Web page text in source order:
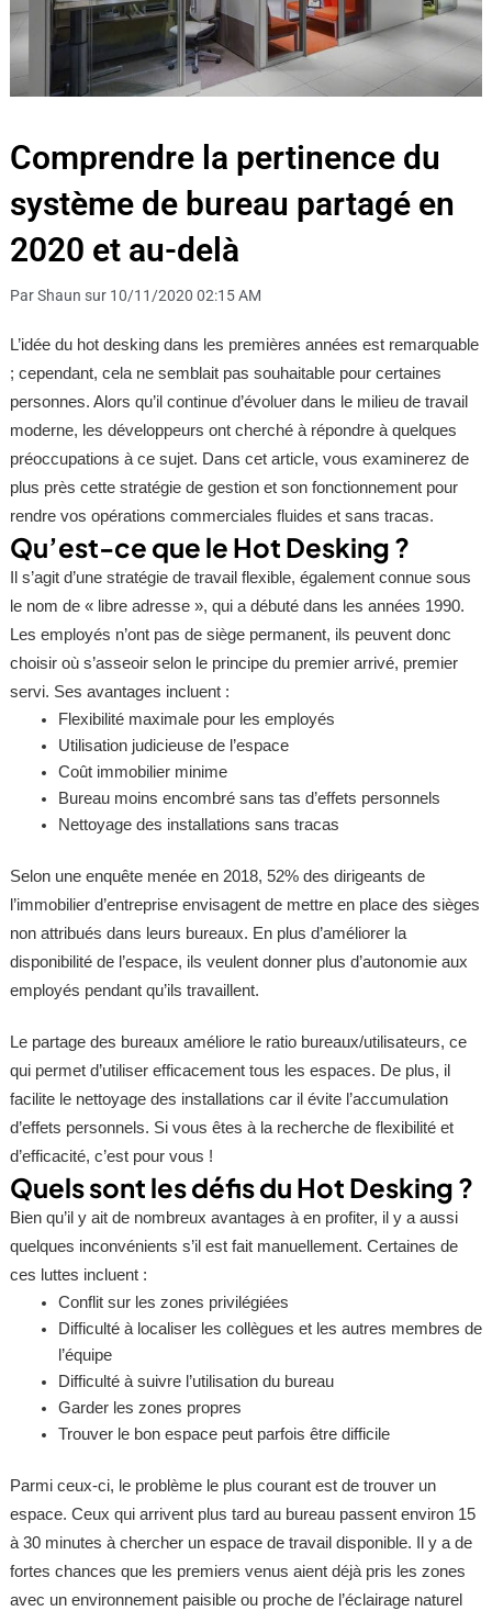
Comprendre la pertinence du
système de bureau partagé en
2020 et au-delà
Par Shaun sur 10/11/2020 02:15 AM
L’idée du hot desking dans les premières années est remarquable
; cependant, cela ne semblait pas souhaitable pour certaines
personnes. Alors qu’il continue d’évoluer dans le milieu de travail
moderne, les développeurs ont cherché à répondre à quelques
préoccupations à ce sujet. Dans cet article, vous examinerez de
plus près cette stratégie de gestion et son fonctionnement pour
rendre vos opérations commerciales fluides et sans tracas.
Qu’est-ce que le Hot Desking ?
Il s’agit d’une stratégie de travail flexible, également connue sous
le nom de « libre adresse », qui a débuté dans les années 1990.
Les employés n’ont pas de siège permanent, ils peuvent donc
choisir où s’asseoir selon le principe du premier arrivé, premier
servi. Ses avantages incluent :
Flexibilité maximale pour les employés
Utilisation judicieuse de l’espace
Coût immobilier minime
Bureau moins encombré sans tas d’effets personnels
Nettoyage des installations sans tracas
Selon une enquête menée en 2018, 52% des dirigeants de
l’immobilier d’entreprise envisagent de mettre en place des sièges
non attribués dans leurs bureaux. En plus d’améliorer la
disponibilité de l’espace, ils veulent donner plus d’autonomie aux
employés pendant qu’ils travaillent.
Le partage des bureaux améliore le ratio bureaux/utilisateurs, ce
qui permet d’utiliser efficacement tous les espaces. De plus, il
facilite le nettoyage des installations car il évite l’accumulation
d’effets personnels. Si vous êtes à la recherche de flexibilité et
d’efficacité, c’est pour vous !
Quels sont les défis du Hot Desking ?
Bien qu’il y ait de nombreux avantages à en profiter, il y a aussi
quelques inconvénients s’il est fait manuellement. Certaines de
ces luttes incluent :
Conflit sur les zones privilégiées
Difficulté à localiser les collègues et les autres membres de
l’équipe
Difficulté à suivre l’utilisation du bureau
Garder les zones propres
Trouver le bon espace peut parfois être difficile
Parmi ceux-ci, le problème le plus courant est de trouver un
espace. Ceux qui arrivent plus tard au bureau passent environ 15
à 30 minutes à chercher un espace de travail disponible. Il y a de
fortes chances que les premiers venus aient déjà pris les zones
avec un environnement paisible ou proche de l’éclairage naturel